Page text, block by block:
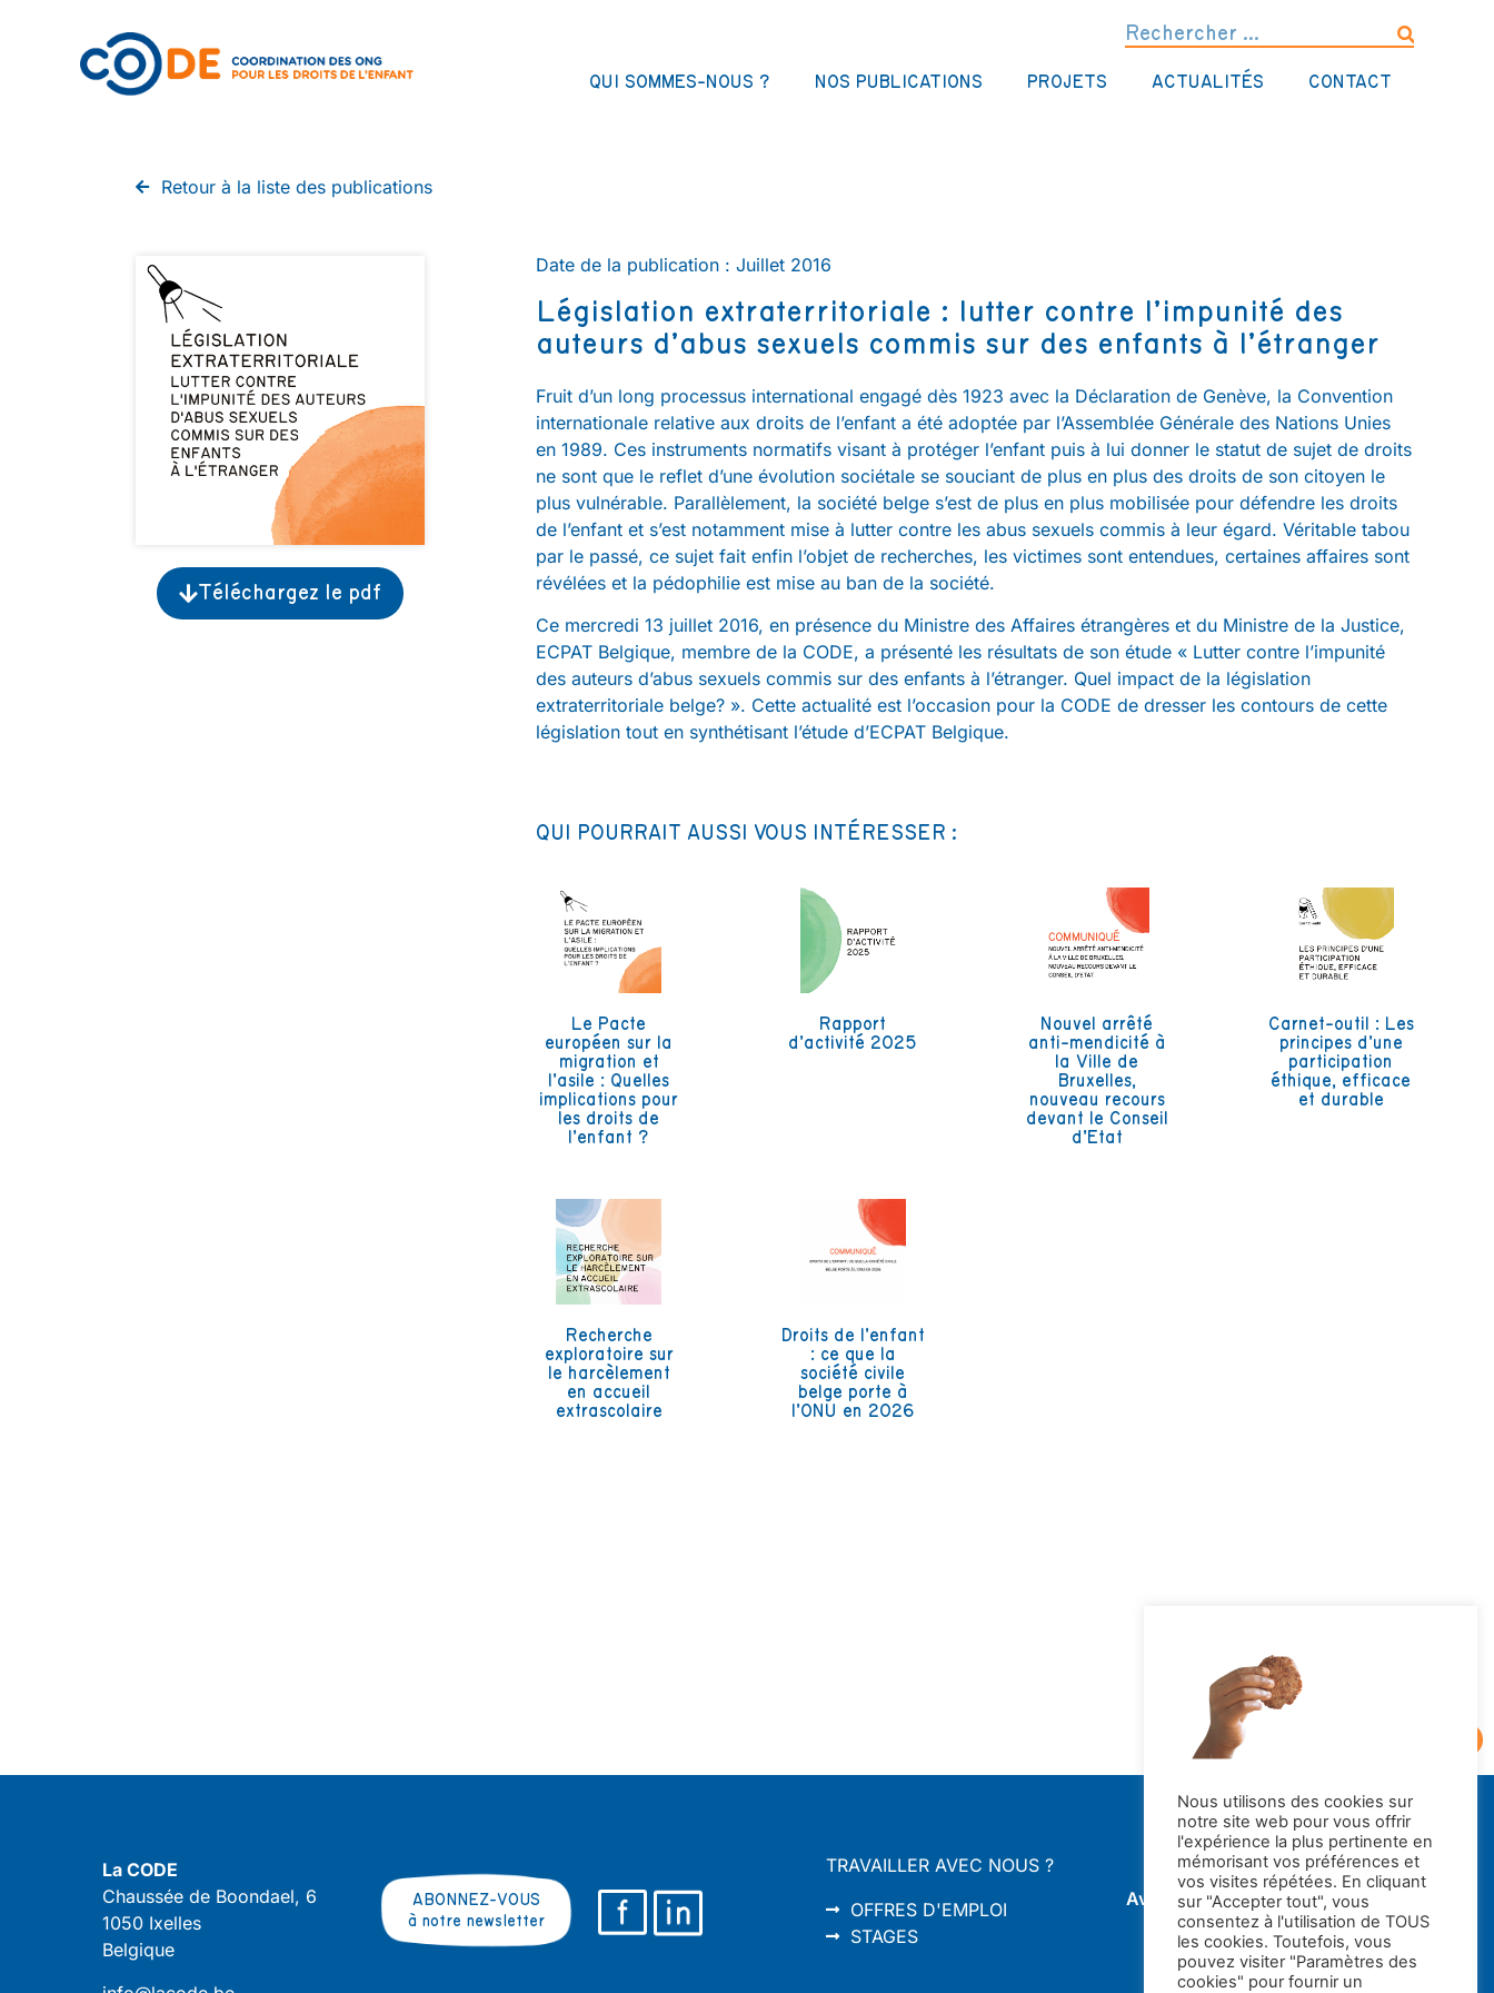
QUI SOMMES-NOUS ? NOS PUBLICATIONS PROJETS ACTUALITÉS CONTACT
Retour à la liste des publications
Téléchargez le pdf
Date de la publication : Juillet 2016
Législation extraterritoriale : lutter contre l’impunité des
auteurs d’abus sexuels commis sur des enfants à l’étranger
Fruit d’un long processus international engagé dès 1923 avec la Déclaration de Genève, la Convention
internationale relative aux droits de l’enfant a été adoptée par l’Assemblée Générale des Nations Unies
en 1989. Ces instruments normatifs visant à protéger l’enfant puis à lui donner le statut de sujet de droits
ne sont que le reflet d’une évolution sociétale se souciant de plus en plus des droits de son citoyen le
plus vulnérable. Parallèlement, la société belge s’est de plus en plus mobilisée pour défendre les droits
de l’enfant et s’est notamment mise à lutter contre les abus sexuels commis à leur égard. Véritable tabou
par le passé, ce sujet fait enfin l’objet de recherches, les victimes sont entendues, certaines affaires sont
révélées et la pédophilie est mise au ban de la société.
Ce mercredi 13 juillet 2016, en présence du Ministre des Affaires étrangères et du Ministre de la Justice,
ECPAT Belgique, membre de la CODE, a présenté les résultats de son étude « Lutter contre l’impunité
des auteurs d’abus sexuels commis sur des enfants à l’étranger. Quel impact de la législation
extraterritoriale belge? ». Cette actualité est l’occasion pour la CODE de dresser les contours de cette
législation tout en synthétisant l’étude d’ECPAT Belgique.
QUI POURRAIT AUSSI VOUS INTÉRESSER :
Le Pacte
européen sur la
migration et
l’asile : Quelles
implications pour
les droits de
l’enfant ?
Rapport
d’activité 2025
Nouvel arrêté
anti-mendicité à
la Ville de
Bruxelles,
nouveau recours
devant le Conseil
d’Etat
Carnet-outil : Les
principes d’une
participation
éthique, efficace
et durable
Recherche
exploratoire sur
le harcèlement
en accueil
extrascolaire
Droits de l’enfant
: ce que la
société civile
belge porte à
l’ONU en 2026
La CODE
Chaussée de Boondael, 6
1050 Ixelles
Belgique
ABONNEZ-VOUS
à notre newsletter
TRAVAILLER AVEC NOUS ?
OFFRES D'EMPLOI
STAGES
Avec le soutien de la
Nous utilisons des cookies sur
notre site web pour vous offrir
l'expérience la plus pertinente en
mémorisant vos préférences et
vos visites répétées. En cliquant
sur "Accepter tout", vous
consentez à l'utilisation de TOUS
les cookies. Toutefois, vous
pouvez visiter "Paramètres des
cookies" pour fournir un